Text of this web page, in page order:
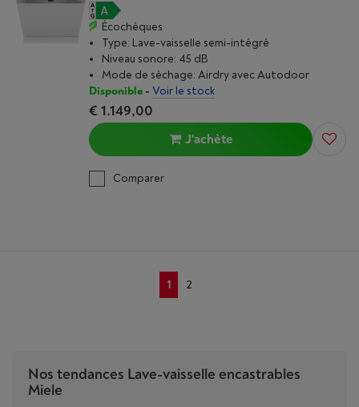
Écochèques
Type: Lave-vaisselle semi-intégré
Niveau sonore: 45 dB
Mode de séchage: Airdry avec Autodoor
Disponible- Voir le stock
€ 1.149,00
J'achète
Comparer
1 2
Nos tendances Lave-vaisselle encastrables
Miele